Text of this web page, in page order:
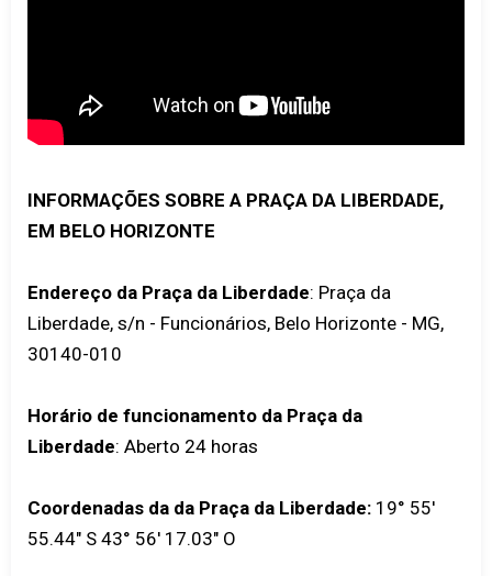
INFORMAÇÕES SOBRE A PRAÇA DA LIBERDADE,
EM BELO HORIZONTE
Endereço da Praça da Liberdade: Praça da
Liberdade, s/n - Funcionários, Belo Horizonte - MG,
30140-010
Horário de funcionamento da Praça da
Liberdade: Aberto 24 horas
Coordenadas da da Praça da Liberdade: 19° 55'
55.44" S 43° 56' 17.03" O